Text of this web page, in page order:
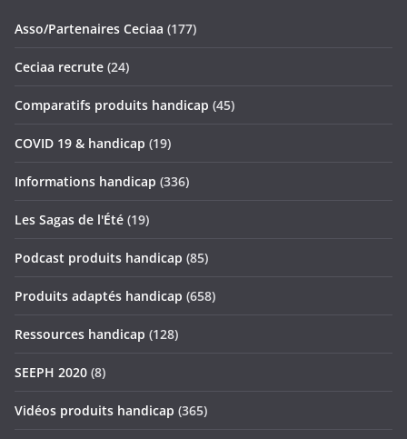
Asso/Partenaires Ceciaa (177)
Ceciaa recrute (24)
Comparatifs produits handicap (45)
COVID 19 & handicap (19)
Informations handicap (336)
Les Sagas de l'Été (19)
Podcast produits handicap (85)
Produits adaptés handicap (658)
Ressources handicap (128)
SEEPH 2020 (8)
Vidéos produits handicap (365)